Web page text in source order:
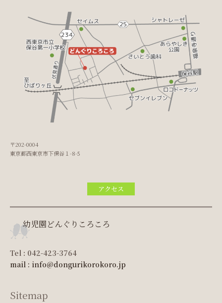
〒202-0004
東京都西東京市下保谷１-8-5
アクセス
幼児園どんぐりころころ
Tel : 042-423-3764
mail : info@dongurikorokoro.jp
Sitemap